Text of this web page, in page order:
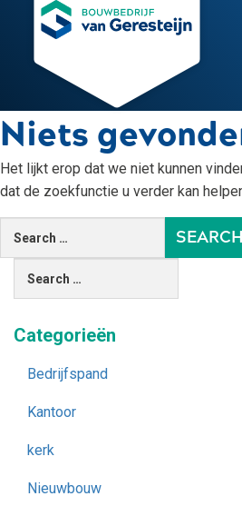
Niets
Het lijkt erop dat we niet kunnen
dat de zoekfunctie u verder kan
Categorieën
Bedrijfspand
Kantoor
kerk
Nieuwbouw